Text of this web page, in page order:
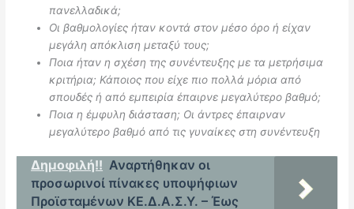
πανελλαδικά;
Οι βαθμολογίες ήταν κοντά στον μέσο όρο ή είχαν
μεγάλη απόκλιση μεταξύ τους;
Ποια ήταν η σχέση της συνέντευξης με τα μετρήσιμα
κριτήρια; Κάποιος που είχε πιο πολλά μόρια από
σπουδές ή από εμπειρία έπαιρνε μεγαλύτερο βαθμό;
Ποια η έμφυλη διάσταση; Οι άντρες έπαιρναν
μεγαλύτερο βαθμό από τις γυναίκες στη συνέντευξη
Δημοφιλή!! Αναρτήθηκαν οι
προσωρινοί πίνακες υποψήφιων
Προϊσταμένων ΚΕ.Δ.Α.Σ.Υ. – Έως